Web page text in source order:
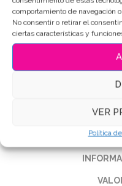
comportamiento de navegación
No consentir o retirar el
ciertas características y
VER
Política
SKU: 5551
Categoría:Profesiones
Galletas de
Galletas personalizadas